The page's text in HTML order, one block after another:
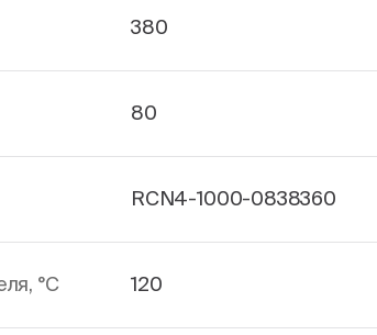
380
80
RCN4-1000-0838360
°С 120